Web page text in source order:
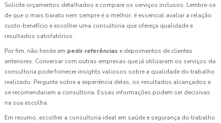
Solicite orçamentos detalhados e compare os serviços inclusos. Lembre-se
de que o mais barato nem sempre é o melhor; é essencial avaliar a relação
custo-benefício e escolher uma consultoria que ofereça qualidade e
resultados satisfatórios.
Por fim, não hesite em pedir referências e depoimentos de clientes
anteriores. Conversar com outras empresas que já utilizaram os serviços da
consultoria pode fornecer insights valiosos sobre a qualidade do trabalho
realizado. Pergunte sobre a experiência deles, os resultados alcançados e
se recomendariam a consultoria. Essas informações podem ser decisivas
na sua escolha.
Em resumo, escolher a consultoria ideal em saúde e segurança do trabalho